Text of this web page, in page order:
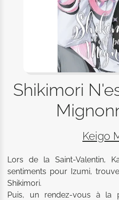
Shikimori
Keigo
Lors de la Saint-Valentin,
sentiments pour Izumi,
Shikimori.
Puis, un rendez-vous à la